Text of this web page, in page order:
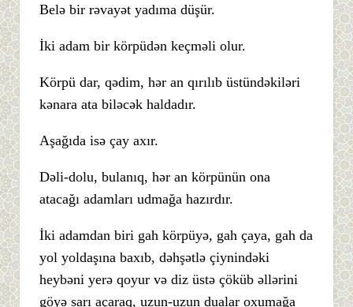
Belə bir rəvayət yadıma düşür.
İki adam bir körpüdən keçməli olur.
Körpü dar, qədim, hər an qırılıb üstündəkiləri
kənara ata biləcək haldadır.
Aşağıda isə çay axır.
Dəli-dolu, bulanıq, hər an körpünün ona
atacağı adamları udmağa hazırdır.
İki adamdan biri gah körpüyə, gah çaya, gah da
yol yoldaşına baxıb, dəhşətlə çiynindəki
heybəni yerə qoyur və diz üstə çöküb əllərini
göyə sarı açaraq, uzun-uzun dualar oxumağa